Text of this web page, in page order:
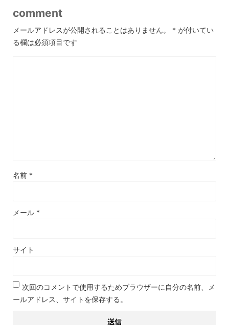
comment
メールアドレスが公開されることはありません。 * が付いてい
る欄は必須項目です
名前 *
メール *
サイト
次回のコメントで使用するためブラウザーに自分の名前、メ
ールアドレス、サイトを保存する。